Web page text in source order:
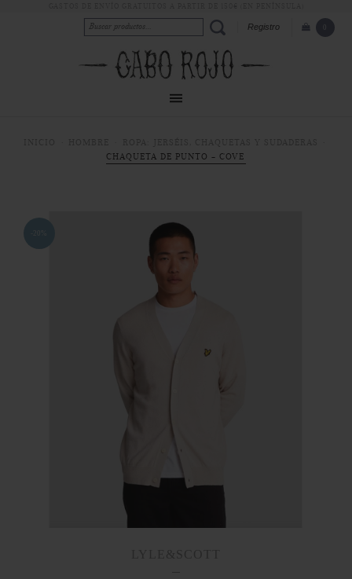
Registro
CHAQUETA DE PUNTO - COVE